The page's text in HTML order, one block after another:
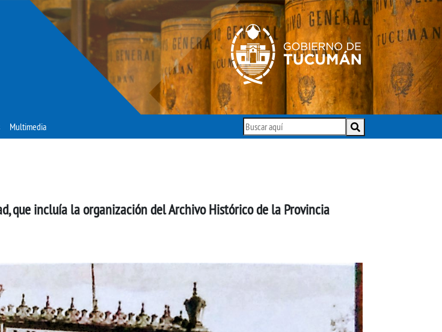
Multimedia
que incluía la organización del Archivo Histórico de la Provincia